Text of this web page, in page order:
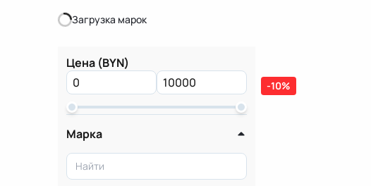
Загрузка марок
Загрузка марок
Цена (BYN)
Марка
-10%